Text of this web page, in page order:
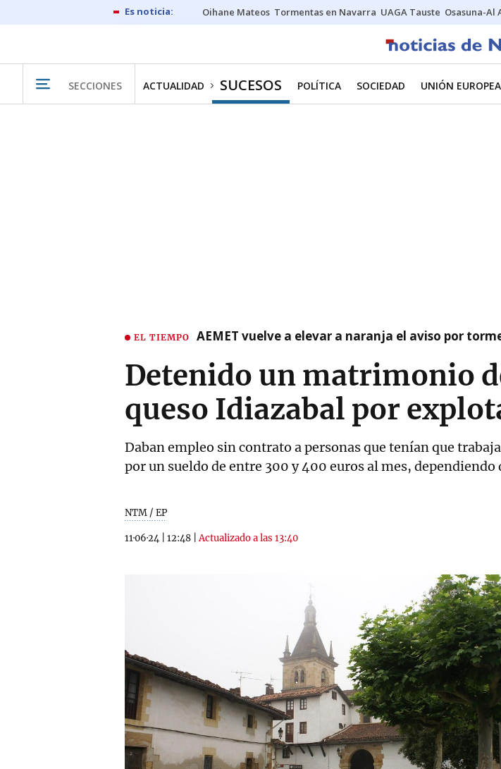
Oihane Mateos Tormentas en Navarra UAGA Tauste Osasuna-Al
SECCIONES ACTUALIDAD SUCESOS POLÍTICA SOCIEDAD UNIÓN EUROPEA
EL TIEMPO AEMET vuelve a elevar a naranja el aviso por
Detenido un matrimonio
queso Idiazabal por
Daban empleo sin contrato a personas que tenían que
por un sueldo de entre 300 y 400 euros al mes, dependiendo
NTM / EP
11·06·24 12:48 |Actualizado a las 13:40